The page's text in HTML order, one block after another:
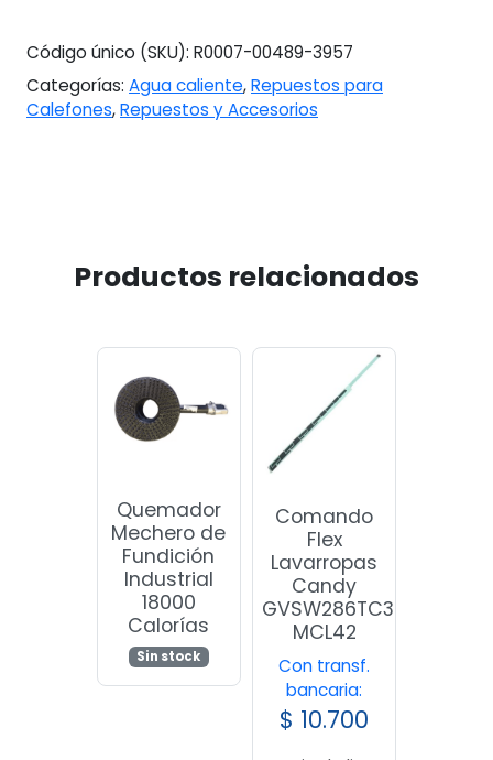
Código único (SKU): R0007-00489-3957
Categorías: Agua caliente,Repuestos para
Calefones,Repuestos y Accesorios
Productos relacionados
Quemador
Mechero de
Fundición
Industrial
18000
Calorías
Sin stock
Comando
Flex
Lavarropas
Candy
GVSW286TC3
MCL42
Con transf.
bancaria:
$ 10.700